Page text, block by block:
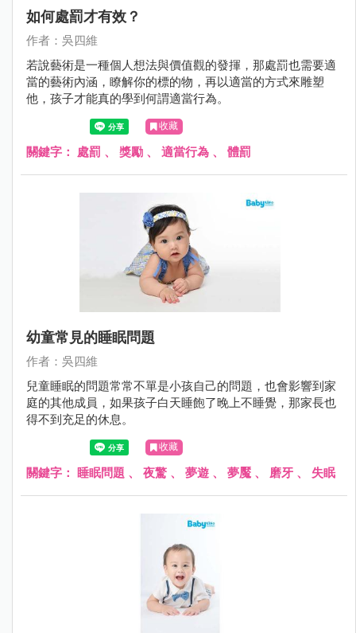
如何處罰才有效？
作者：吳四維
若說藝術是一種個人想法與價值觀的發揮，那處罰也需要適
當的藝術內涵，瞭解你的標的物，再以適當的方式來雕塑
他，孩子才能真的學到何謂適當行為。
收藏
關鍵字： 處罰 、 獎勵 、 適當行為 、 體罰
幼童常見的睡眠問題
作者：吳四維
兒童睡眠的問題常常不單是小孩自己的問題，也會影響到家
庭的其他成員，如果孩子白天睡飽了晚上不睡覺，那家長也
得不到充足的休息。
收藏
關鍵字： 睡眠問題 、 夜驚 、 夢遊 、 夢魘 、 磨牙 、 失眠